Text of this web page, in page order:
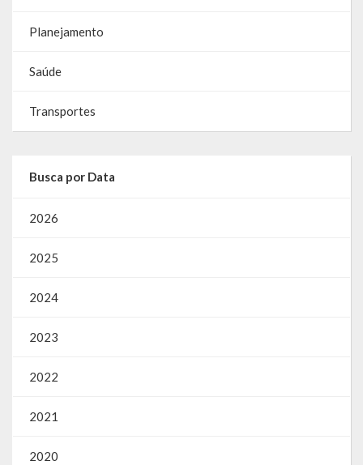
Planejamento
Saúde
Transportes
Busca por Data
2026
2025
2024
2023
2022
2021
2020